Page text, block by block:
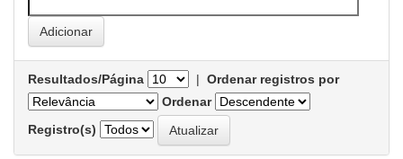
Resultados/Página | Ordenar registros por
Ordenar
Registro(s)